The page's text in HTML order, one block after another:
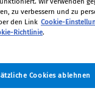
zu verbessern und zu
den Link Cookie-
Richtlinie.
Cookies ablehnen